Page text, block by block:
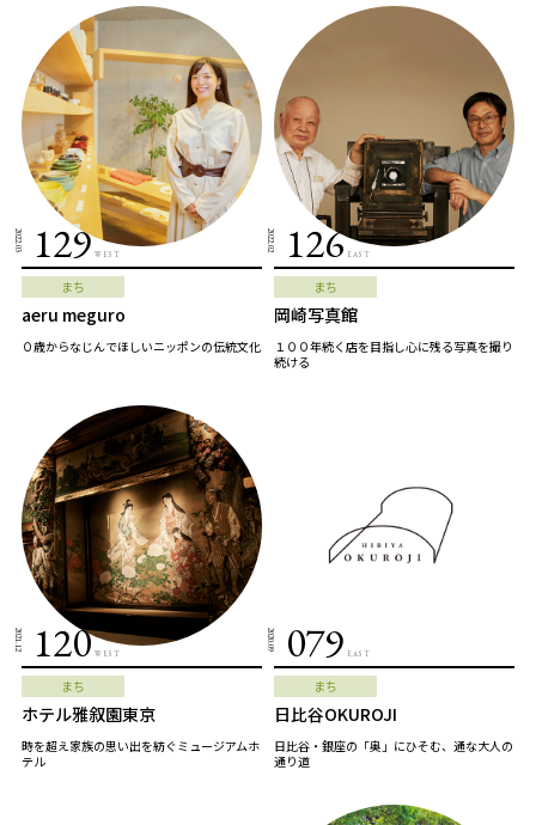
2022.03 129 WEST
まち
aeru meguro
０歳からなじんでほしいニッポンの伝統文化
2022.02 126 EAST
まち
岡崎写真館
１００年続く店を目指し心に残る写真を撮り
続ける
2021.12 120 WEST
まち
ホテル雅叙園東京
時を超え家族の思い出を紡ぐミュージアムホ
テル
2020.09 079 EAST
まち
日比谷OKUROJI
日比谷・銀座の「奥」にひそむ、通な大人の
通り道